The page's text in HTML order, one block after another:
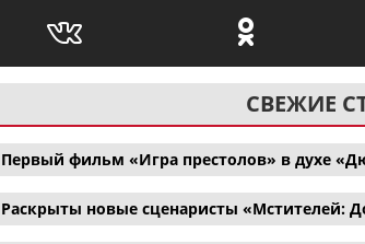
СВЕЖИЕ
Первый фильм «Игра престолов» в духе
Раскрыты новые сценаристы «Мстителей: